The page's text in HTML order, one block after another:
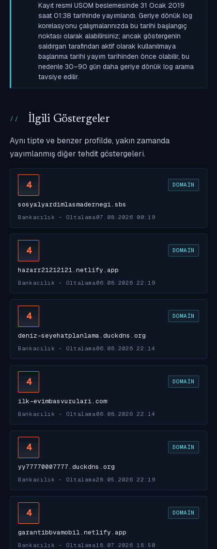
Kayıt resmi USOM beslemesinde 31 Ocak 2019
saat 01:38 tarihinde yayımlandı. Geriye dönük log
korelasyonu çalışmalarınızda bu tarihi başlangıç
noktası olarak alabilirsiniz; ancak göstergenin
saldırgan tarafından aktif olarak kullanılmaya
başlanma tarihi yayım tarihinden önce olabilir, bu
nedenle 30–90 gün daha geriye dönük log arama
tavsiye edilir.
İlgili Göstergeler
Aynı tipte ve benzer profilde, yakın zamanda
yayımlanmış diğer tehdit göstergeleri.
4 DOMAIN
sosyalyardimlasmadernegi.sbs
Bankacılık - Oltalama 07.08.2026 00:19
4 DOMAIN
hazarr21212121.netlify.app
Bankacılık - Oltalama 06.08.2026 22:19
4 DOMAIN
deniz-seyehatplanlama.duckdns.org
Bankacılık - Oltalama 06.08.2026 22:14
4 DOMAIN
ilk-evimbasvurulari.com
Bankacılık - Oltalama 06.08.2026 22:14
4 DOMAIN
yy77770007777.duckdns.org
Bankacılık - Oltalama28.05.2026 22:19
4 DOMAIN
garantibbvamobil.netlify.app
Bankacılık - Oltalama 18.07.2026 18:50